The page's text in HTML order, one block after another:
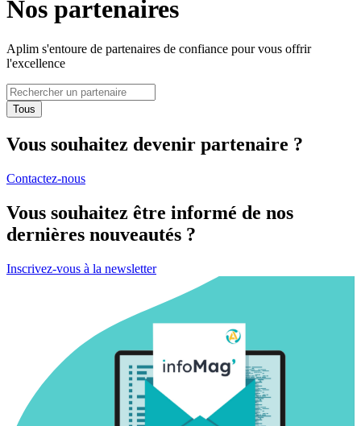
Nos partenaires
Aplim s'entoure de partenaires de confiance pour vous offrir
l'excellence
Tous
Vous souhaitez devenir partenaire ?
Contactez-nous
Vous souhaitez être informé de nos
dernières nouveautés ?
Inscrivez-vous à la newsletter